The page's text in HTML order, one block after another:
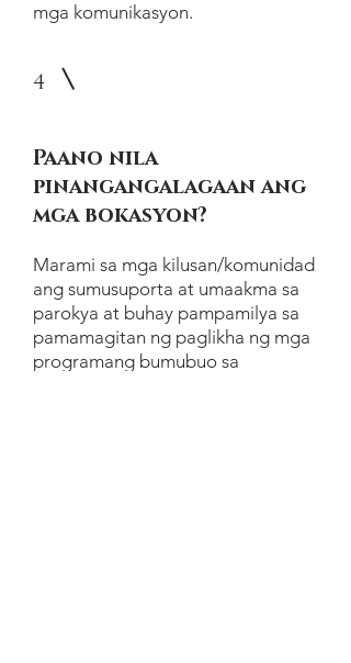
mga komunikasyon.
4
Paano nila
pinangangalagaan ang
mga bokasyon?
Marami sa mga kilusan/komunidad
ang sumusuporta at umaakma sa
parokya at buhay pampamilya sa
pamamagitan ng paglikha ng mga
programang bumubuo sa